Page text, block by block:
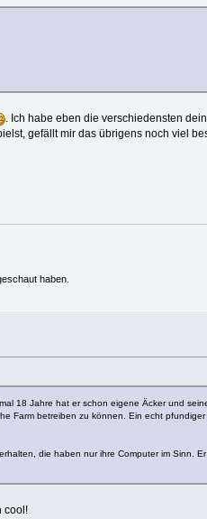
. Ich habe eben die verschiedensten
gefällt mir das übrigens noch viel
haben.
18 Jahre hat er schon eigene Äcker und
Farm betreiben zu können. Ein echt
die haben nur ihre Computer im Sinn.
cool!